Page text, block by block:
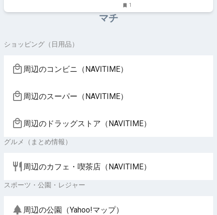
1
マチ
ショッピング（日用品）
周辺のコンビニ（NAVITIME）
周辺のスーパー（NAVITIME）
周辺のドラッグストア（NAVITIME）
グルメ（まとめ情報）
周辺のカフェ・喫茶店（NAVITIME）
スポーツ・公園・レジャー
周辺の公園（Yahoo!マップ）